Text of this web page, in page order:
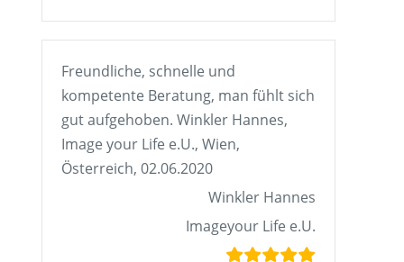
Freundliche, schnelle und
kompetente Beratung, man fühlt sich
gut aufgehoben. Winkler Hannes,
Image your Life e.U., Wien,
Österreich, 02.06.2020
Winkler Hannes
Imageyour Life e.U.